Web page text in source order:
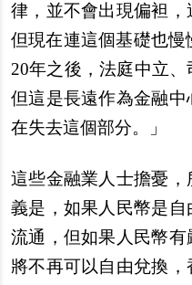
律，並不會出現偏袒，
但現在連這個基礎也
20年之後，法庭中立、
但這是長遠作為金融
在失去這個部分。」
這些金融業人士擔憂
義是，如果人民幣是
流通，但如果人民幣
將不再可以自由兌換